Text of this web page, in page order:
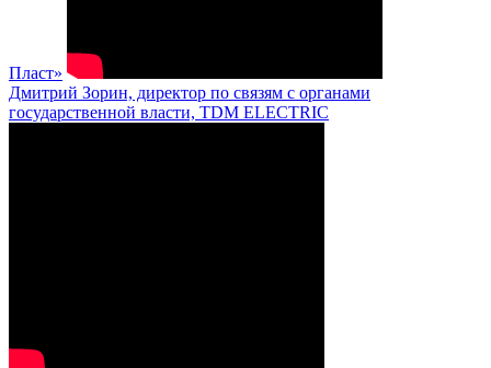
Пласт»
Дмитрий Зорин, директор по связям с органами
государственной власти, TDM ELECTRIC